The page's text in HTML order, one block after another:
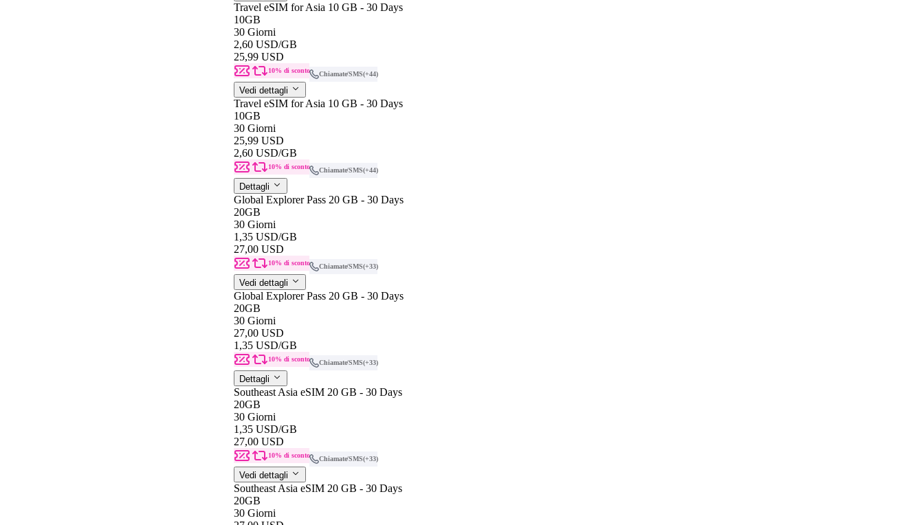
Travel eSIM for Asia 10 GB - 30 Days
10GB
30 Giorni
2,60 USD/GB
25,99 USD
10% di sconto Chiamate/SMS(+44)
Vedi dettagli
Travel eSIM for Asia 10 GB - 30 Days
10GB
30 Giorni
25,99 USD
2,60 USD/GB
10% di sconto Chiamate/SMS(+44)
Dettagli
Global Explorer Pass 20 GB - 30 Days
20GB
30 Giorni
1,35 USD/GB
27,00 USD
10% di sconto Chiamate/SMS(+33)
Vedi dettagli
Global Explorer Pass 20 GB - 30 Days
20GB
30 Giorni
27,00 USD
1,35 USD/GB
10% di sconto Chiamate/SMS(+33)
Dettagli
Southeast Asia eSIM 20 GB - 30 Days
20GB
30 Giorni
1,35 USD/GB
27,00 USD
10% di sconto Chiamate/SMS(+33)
Vedi dettagli
Southeast Asia eSIM 20 GB - 30 Days
20GB
30 Giorni